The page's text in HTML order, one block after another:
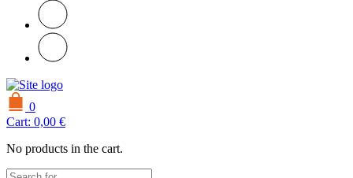
0
Cart: 0,00 €
No products in the cart.